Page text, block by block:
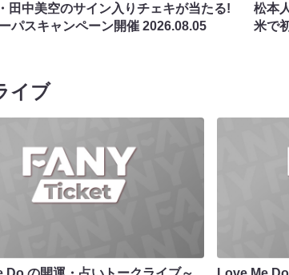
田中美空のサイン入りチェキが当たる!
パスキャンペーン開催 2026.08.05
松本
米で
イブ